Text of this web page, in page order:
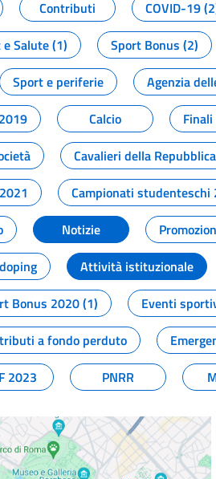
Contributi COVID-19
Salute (1) Sport Bonus (2)
Sport e periferie Agenzia
Calcio
Cavalieri della Repubblica
Campionati studenteschi
Notizie
Attività istituzionale
Bonus 2020 (1) Eventi
a fondo perduto
2023 PNRR